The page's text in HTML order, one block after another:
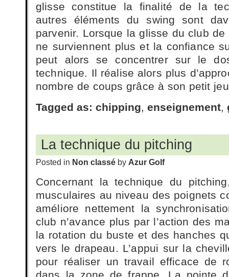
glisse constitue la finalité de la
autres éléments du swing sont
parvenir. Lorsque la glisse du club
ne surviennent plus et la confiance
peut alors se concentrer sur le
technique. Il réalise alors plus
nombre de coups grâce à son petit
Tagged as: chipping enseignement
La technique du pitching
Posted in Non classé by Azur Golf
Concernant la technique du
musculaires au niveau des poignets
améliore nettement la
club n’avance plus par l’action des
la rotation du buste et des hanches
vers le drapeau. L’appui sur la
pour réaliser un travail efficace de